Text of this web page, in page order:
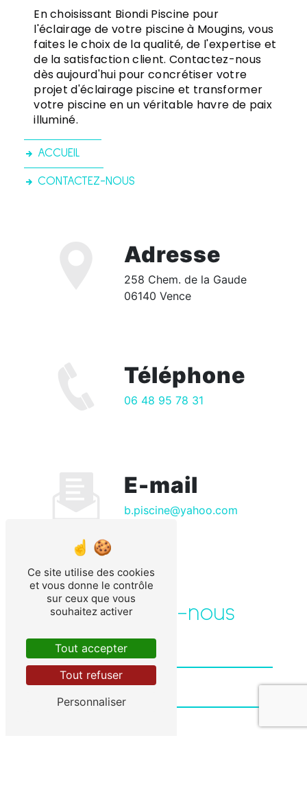
En choisissant Biondi Piscine pour
l'éclairage de votre piscine à Mougins, vous
faites le choix de la qualité, de l'expertise et
de la satisfaction client. Contactez-nous
dès aujourd'hui pour concrétiser votre
projet d'éclairage piscine et transformer
votre piscine en un véritable havre de paix
illuminé.
ACCUEIL
CONTACTEZ-NOUS
Adresse
258 Chem. de la Gaude
06140 Vence
Téléphone
06 48 95 78 31
E-mail
b.piscine@yahoo.com
Contactez-nous
Ce site utilise des cookies
et vous donne le contrôle
sur ceux que vous
souhaitez activer
Tout accepter
Tout refuser
Personnaliser